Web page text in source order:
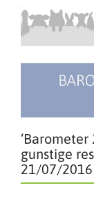
‘Barometer
gunstige
21/07/